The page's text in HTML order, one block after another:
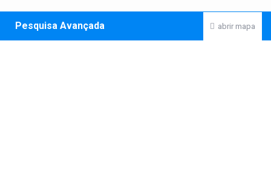
abrir mapa
Pesquisa Avançada